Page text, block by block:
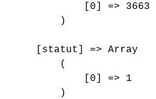
            [0] => 3663
        )
    [statut] => Array
        (
            [0] => 1
        )